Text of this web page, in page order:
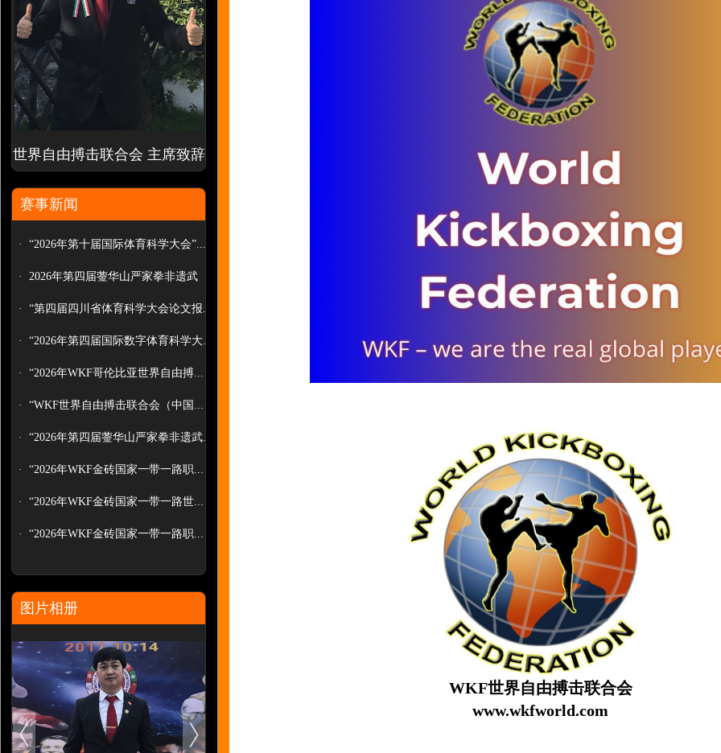
世界自由搏击联合会 主席致辞
赛事新闻
·“2026年第十届国际体育科学大会”...
· 2026年第四届蓥华山严家拳非遗武
术...
·“第四届四川省体育科学大会论文报...
·“2026年第四届国际数字体育科学大...
·“2026年WKF哥伦比亚世界自由搏...
·“WKF世界自由搏击联合会（中国...
·“2026年第四届蓥华山严家拳非遗武...
·“2026年WKF金砖国家一带一路职...
·“2026年WKF金砖国家一带一路世...
·“2026年WKF金砖国家一带一路职...
图片相册
WKF世界自由搏击联合会
www.wkfworld.com